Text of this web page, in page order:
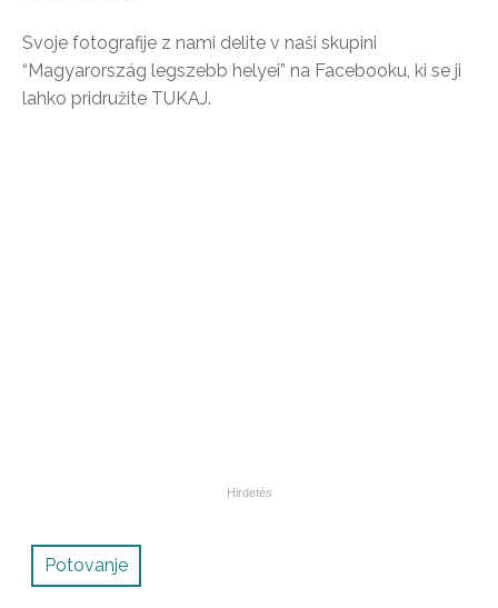
Svoje fotografije z nami delite v naši skupini
“Magyarország legszebb helyei” na Facebooku, ki se ji
lahko pridružite TUKAJ.
Potovanje